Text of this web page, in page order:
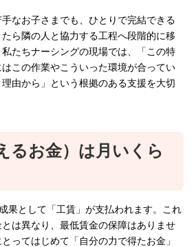
なお子さまでも、ひとりで完結できる
ら隣の人と協力する工程へ段階的に移
たちナーシングの現場では、「この特
この作業やこういった環境が合ってい
由から」という根拠のある支援を大切
るお金）は月いくら
果として「工賃」が支払われます。これ
は異なり、最低賃金の保障はありませ
ってはじめて「自分の力で得たお金」